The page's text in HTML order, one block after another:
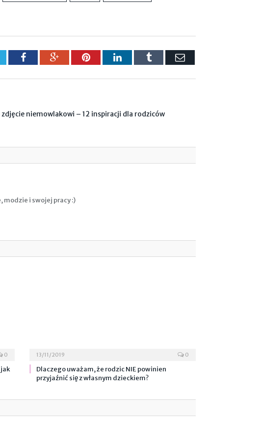
FacebookGoogle+PinterestLinkedInTumblr Email
zdjęcie niemowlakowi – 12 inspiracji dla rodziców
i swojej pracy :)
0 13/11/2019 0
Dlaczego uważam, że rodzic NIE powinien
przyjaźnić się z własnym dzieckiem?